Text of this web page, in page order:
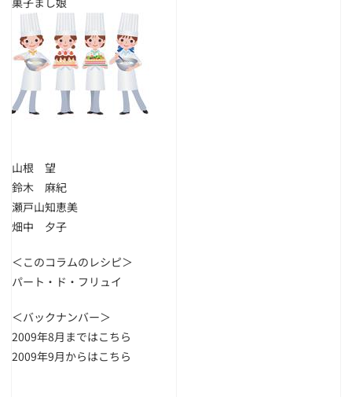
山根 望
鈴木 麻紀
瀬戸山知恵美
畑中 夕子
＜このコラムのレシピ＞
パート・ド・フリュイ
＜バックナンバー＞
2009年8月まではこちら
2009年9月からはこちら